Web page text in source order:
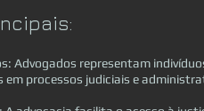
Advogados representam
em processos judiciais e